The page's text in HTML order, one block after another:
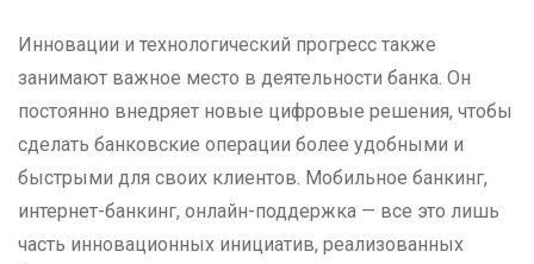
Инновации и технологический прогресс также
занимают важное место в деятельности банка. Он
постоянно внедряет новые цифровые решения, чтобы
сделать банковские операции более удобными и
быстрыми для своих клиентов. Мобильное банкинг,
интернет-банкинг, онлайн-поддержка — все это лишь
часть инновационных инициатив, реализованных